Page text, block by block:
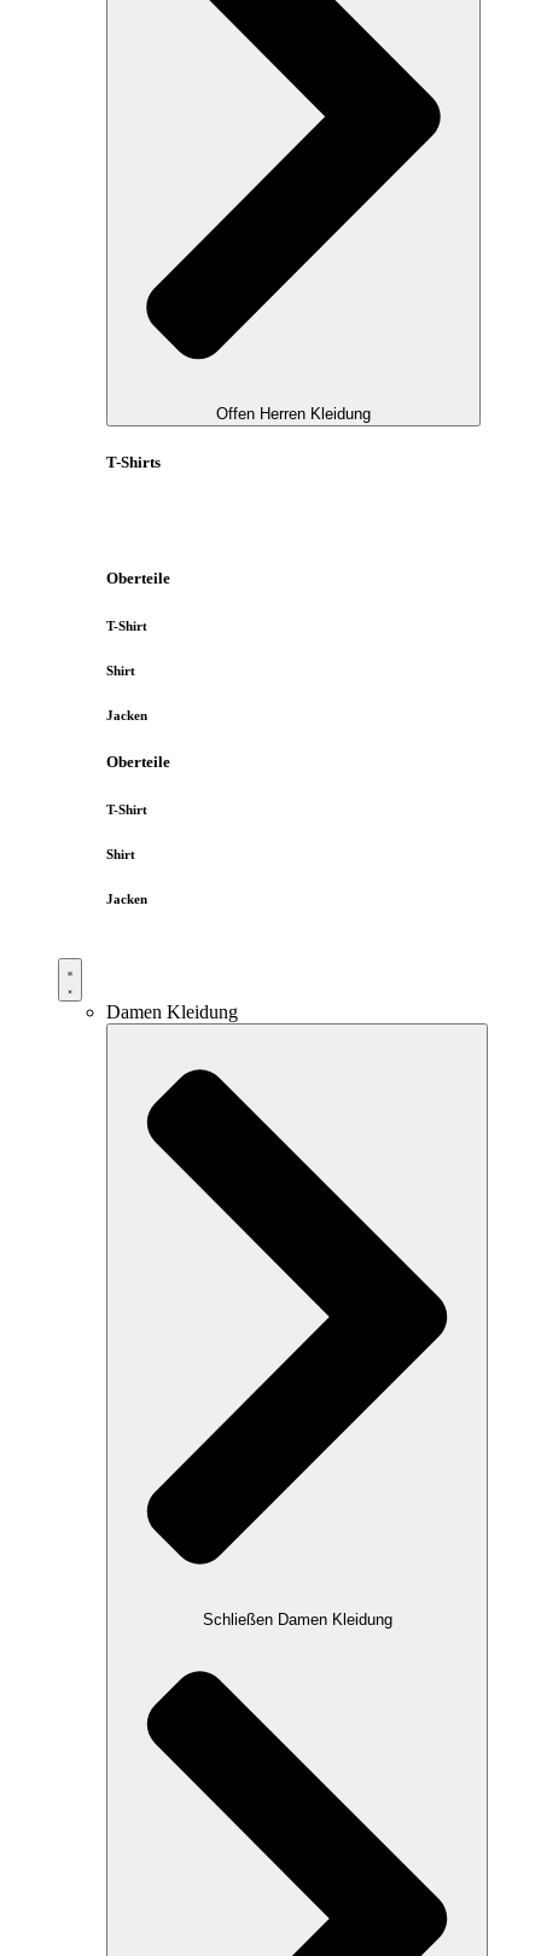
Offen Herren Kleidung
T-Shirts
Oberteile
T-Shirt
Shirt
Jacken
Oberteile
T-Shirt
Shirt
Jacken
Damen Kleidung
Schließen Damen Kleidung